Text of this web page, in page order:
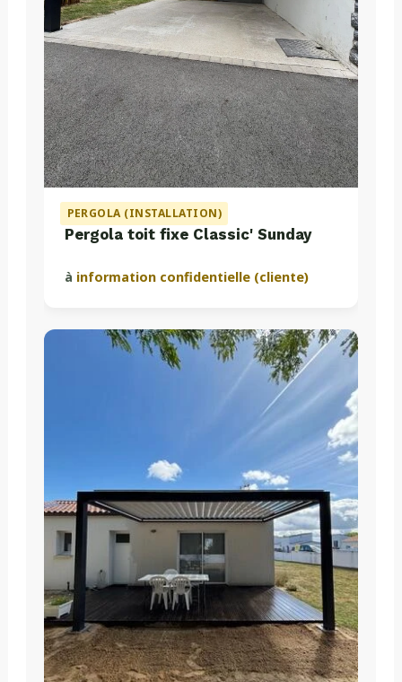
PERGOLA (INSTALLATION)
Pergola toit fixe Classic' Sunday
à information confidentielle (cliente)